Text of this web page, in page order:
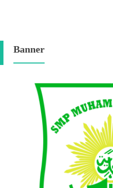
Banner